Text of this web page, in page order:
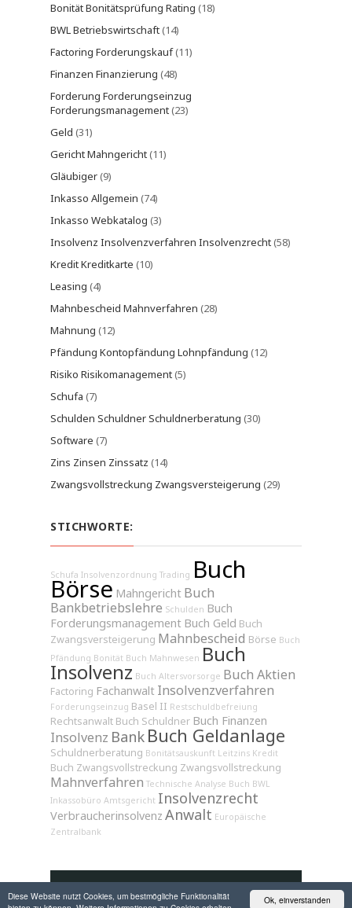
Ok, einverstanden
Diese Website nutzt Cookies, um bestmögliche Funktionalität
Bonität Bonitätsprüfung Rating (18)
BWL Betriebswirtschaft(14)
Factoring Forderungskauf(11)
Finanzen Finanzierung (48)
Forderung Forderungseinzug
Forderungsmanagement(23)
Geld (31)
Gericht Mahngericht(11)
Gläubiger(9)
Inkasso Allgemein (74)
Inkasso Webkatalog (3)
Insolvenz Insolvenzverfahren Insolvenzrecht(58)
Kredit Kreditkarte (10)
Leasing (4)
Mahnbescheid Mahnverfahren (28)
Mahnung (12)
Pfändung Kontopfändung Lohnpfändung (12)
Risiko Risikomanagement(5)
Schufa (7)
Schulden Schuldner Schuldnerberatung (30)
Software (7)
Zins Zinsen Zinssatz (14)
Zwangsvollstreckung Zwangsversteigerung (29)
STICHWORTE:
Schufa Insolvenzordnung Trading Buch
Börse Mahngericht Buch
Bankbetriebslehre Schulden Buch
Forderungsmanagement Buch Geld Buch
Zwangsversteigerung Mahnbescheid Börse Buch
Pfändung Bonität Buch Mahnwesen Buch
Insolvenz Buch Altersvorsorge Buch Aktien
Factoring Fachanwalt Insolvenzverfahren
Forderungseinzug Basel II Restschuldbefreiung
Rechtsanwalt Buch Schuldner Buch Finanzen
Insolvenz Bank Buch Geldanlage
Schuldnerberatung Bonitätsauskunft Leitzins Kredit
Buch Zwangsvollstreckung Zwangsvollstreckung
Mahnverfahren Technische Analyse Buch BWL
Inkassobüro Amtsgericht Insolvenzrecht
Verbraucherinsolvenz Anwalt Europäische
Zentralbank